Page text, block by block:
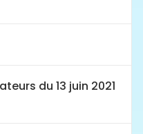
du 13 juin 2021